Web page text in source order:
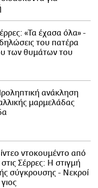
«Τα έχασα όλα» -
του πατέρα
των θυμάτων του
ανάκληση
μαρμελάδας
ντοκουμέντο από
Σέρρες: Η στιγμή
σύγκρουσης - Νεκροί